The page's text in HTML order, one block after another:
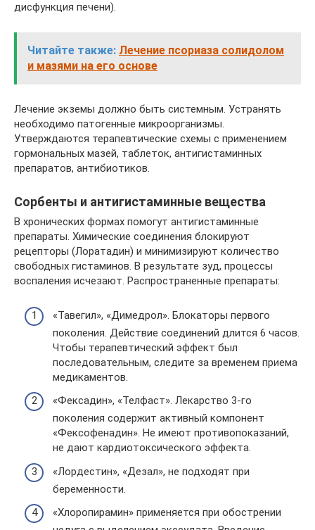
дисфункция печени).
Читайте также: Лечение псориаза солидолом
и мазями на его основе
Лечение экземы должно быть системным. Устранять
необходимо патогенные микроорганизмы.
Утверждаются терапевтические схемы с применением
гормональных мазей, таблеток, антигистаминных
препаратов, антибиотиков.
Сорбенты и антигистаминные вещества
В хронических формах помогут антигистаминные
препараты. Химические соединения блокируют
рецепторы (Лоратадин) и минимизируют количество
свободных гистаминов. В результате зуд, процессы
воспаления исчезают. Распространенные препараты:
«Тавегил», «Димедрол». Блокаторы первого
поколения. Действие соединений длится 6 часов.
Чтобы терапевтический эффект был
последовательным, следите за временем приема
медикаментов.
«Фексадин», «Телфаст». Лекарство 3-го
поколения содержит активный компонент
«Фексофенадин». Не имеют противопоказаний,
не дают кардиотоксического эффекта.
«Лордестин», «Дезал», не подходят при
беременности.
«Хлоропирамин» применяется при обострении